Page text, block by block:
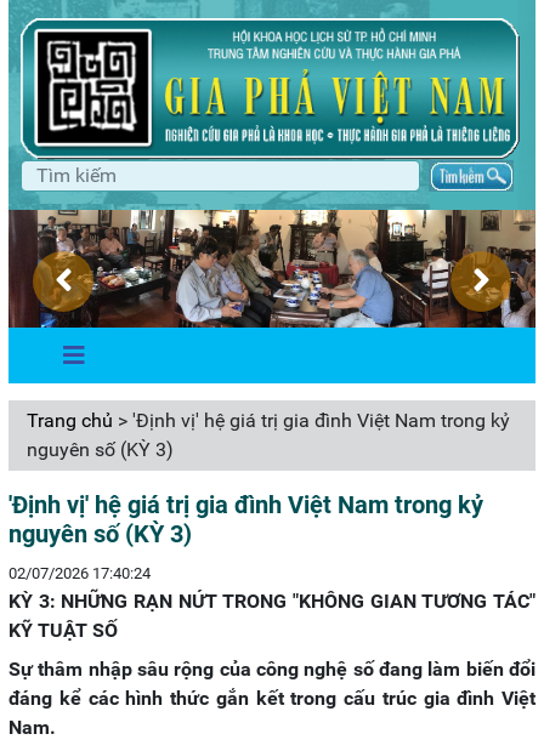
Trang chủ > 'Định vị' hệ giá trị gia đình Việt Nam trong kỷ
nguyên số (KỲ 3)
'Định vị' hệ giá trị gia đình Việt Nam trong kỷ
nguyên số (KỲ 3)
02/07/2026 17:40:24
KỲ 3: NHỮNG RẠN NỨT TRONG "KHÔNG GIAN TƯƠNG TÁC"
KỸ TUẬT SỐ
Sự thâm nhập sâu rộng của công nghệ số đang làm biến đổi
đáng kể các hình thức gắn kết trong cấu trúc gia đình Việt
Nam.